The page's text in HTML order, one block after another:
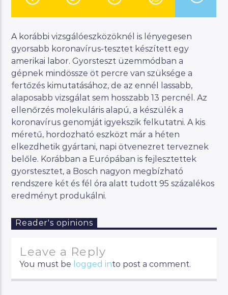
Manna FM
A korábbi vizsgálóeszközöknél is lényegesen
gyorsabb koronavírus-tesztet készített egy
amerikai labor. Gyorsteszt üzemmódban a
gépnek mindössze öt percre van szüksége a
fertőzés kimutatásához, de az ennél lassabb,
alaposabb vizsgálat sem hosszabb 13 percnél. Az
ellenőrzés molekuláris alapú, a készülék a
koronavírus genomját igyekszik felkutatni. A kis
méretű, hordozható eszközt már a héten
elkezdhetik gyártani, napi ötvenezret terveznek
belőle. Korábban a Európában is fejlesztettek
gyorstesztet, a Bosch nagyon megbízható
rendszere két és fél óra alatt tudott 95 százalékos
eredményt produkálni.
Reader's opinions
Leave a Reply
You must be logged into post a comment.